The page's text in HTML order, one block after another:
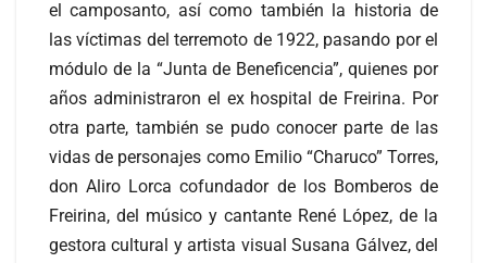
el camposanto, así como también la historia de
las víctimas del terremoto de 1922, pasando por el
módulo de la “Junta de Beneficencia”, quienes por
años administraron el ex hospital de Freirina. Por
otra parte, también se pudo conocer parte de las
vidas de personajes como Emilio “Charuco” Torres,
don Aliro Lorca cofundador de los Bomberos de
Freirina, del músico y cantante René López, de la
gestora cultural y artista visual Susana Gálvez, del